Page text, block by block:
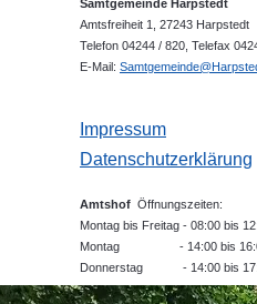
Samtgemeinde Harpstedt
Amtsfreiheit 1, 27243 Harpstedt
Telefon 04244 / 820, Telefax
E-Mail:
Impressum
Datenschutzerklärung
Amtshof Öffnungszeiten:
Montag bis Freitag - 08:00 bis
Montag - 14:00 bis
Donnerstag - 14:00 bis